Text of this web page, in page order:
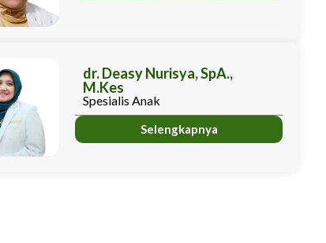
dr. Deasy Nurisya, SpA.,
M.Kes
Spesialis Anak
Selengkapnya